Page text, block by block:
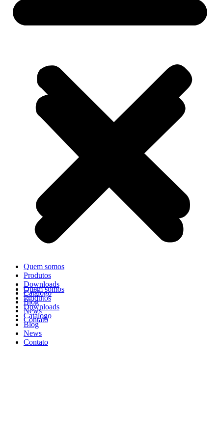
Quem somos
Produtos
Downloads
Catálogo
Blog
News
Contato
Quem somos
Produtos
Downloads
Catálogo
Blog
News
Contato